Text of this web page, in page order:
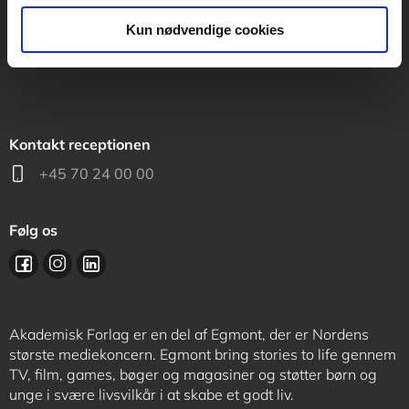
Kun nødvendige cookies
support@akademisk.dk
Kontakt receptionen
+45 70 24 00 00
Følg os
Akademisk Forlag er en del af Egmont, der er Nordens
største mediekoncern. Egmont bring stories to life gennem
TV, film, games, bøger og magasiner og støtter børn og
unge i svære livsvilkår i at skabe et godt liv.